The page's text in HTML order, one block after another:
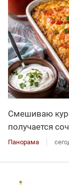
Смешиваю
получается
Панорама